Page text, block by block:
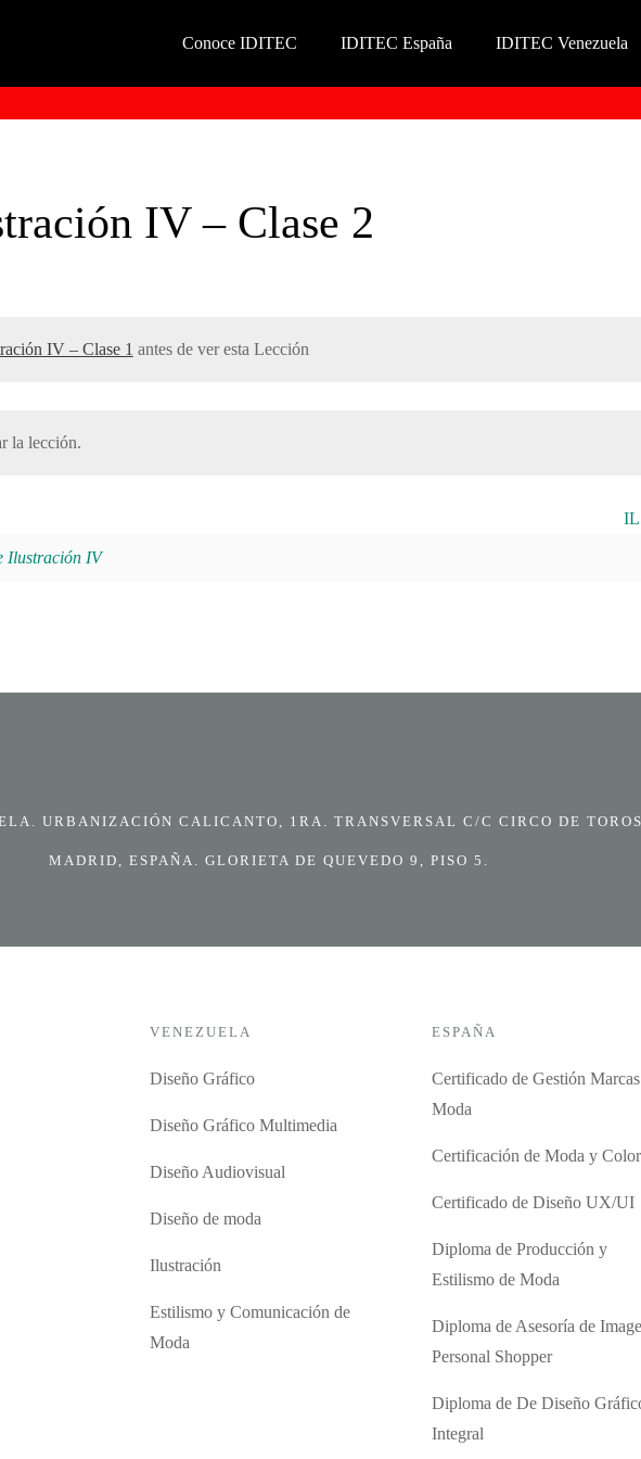
Conoce IDITEC IDITEC España IDITEC Venezuela
IV – Clase 2
IV – Clase 1 antes de ver esta Lección
la lección.
IL
Ilustración IV
URBANIZACIÓN CALICANTO, 1RA. TRANSVERSAL C/C CIRCO DE
MADRID, ESPAÑA. GLORIETA DE QUEVEDO 9, PISO 5.
VENEZUELA
Diseño Gráfico
Diseño Gráfico Multimedia
Diseño Audiovisual
Diseño de moda
Ilustración
Estilismo y Comunicación de
Moda
ESPAÑA
Certificado de Gestión
Moda
Certificación de Moda y Color
Certificado de Diseño UX/UI
Diploma de Producción y
Estilismo de Moda
Diploma de Asesoría de
Personal Shopper
Diploma de De Diseño
Integral